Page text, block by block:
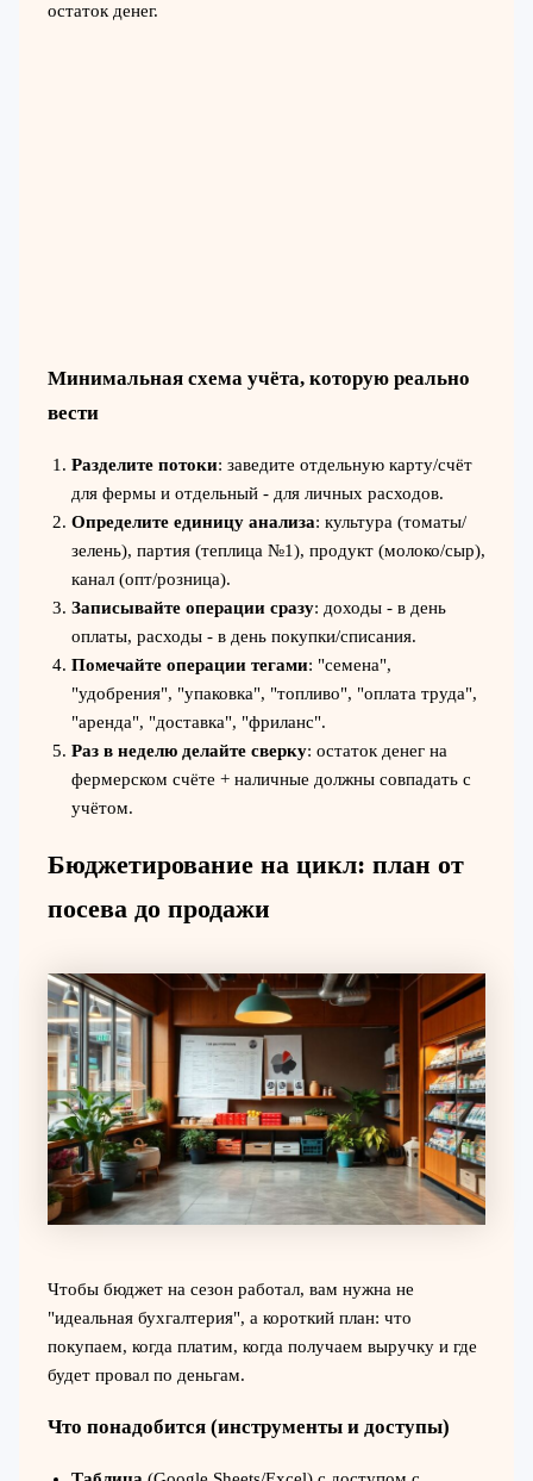
остаток денег.
Минимальная схема учёта, которую реально
вести
Разделите потоки: заведите отдельную карту/счёт
для фермы и отдельный - для личных расходов.
Определите единицу анализа: культура (томаты/
зелень), партия (теплица №1), продукт (молоко/сыр),
канал (опт/розница).
Записывайте операции сразу: доходы - в день
оплаты, расходы - в день покупки/списания.
Помечайте операции тегами: "семена",
"удобрения", "упаковка", "топливо", "оплата труда",
"аренда", "доставка", "фриланс".
Раз в неделю делайте сверку: остаток денег на
фермерском счёте + наличные должны совпадать с
учётом.
Бюджетирование на цикл: план от
посева до продажи
Чтобы бюджет на сезон работал, вам нужна не
"идеальная бухгалтерия", а короткий план: что
покупаем, когда платим, когда получаем выручку и где
будет провал по деньгам.
Что понадобится (инструменты и доступы)